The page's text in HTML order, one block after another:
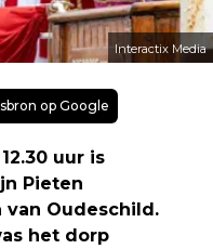
Interactix Media
op Google
uur is
Pieten
van Oudeschild.
het dorp